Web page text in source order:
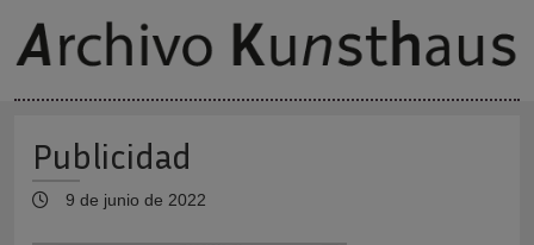
Publicidad
9 de junio de 2022